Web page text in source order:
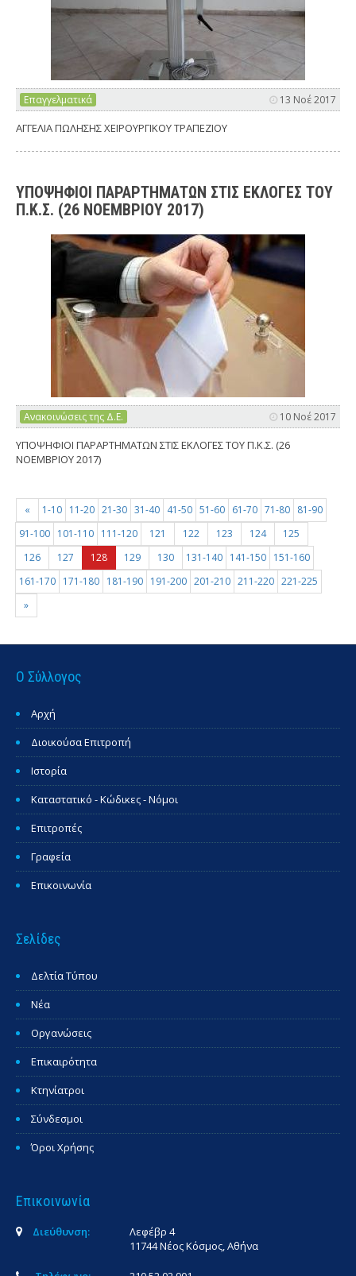
Επαγγελματικά 13 Νοέ 2017
ΑΓΓΕΛΙΑ ΠΩΛΗΣΗΣ ΧΕΙΡΟΥΡΓΙΚΟΥ ΤΡΑΠΕΖΙΟΥ
ΥΠΟΨΗΦΙΟΙ ΠΑΡΑΡΤΗΜΑΤΩΝ ΣΤΙΣ ΕΚΛΟΓΕΣ ΤΟΥ
Π.Κ.Σ. (26 ΝΟΕΜΒΡΙΟΥ 2017)
Ανακοινώσεις της Δ.Ε. 10 Νοέ 2017
ΥΠΟΨΗΦΙΟΙ ΠΑΡΑΡΤΗΜΑΤΩΝ ΣΤΙΣ ΕΚΛΟΓΕΣ ΤΟΥ Π.Κ.Σ. (26
ΝΟΕΜΒΡΙΟΥ 2017)
« 1-10 11-20 21-30 31-40 41-50 51-60 61-70 71-80 81-90
91-100 101-110 111-120 121 122 123 124
125
126
127 128 129 130 131-140 141-150 151-160
161-170 171-180 181-190 191-200 201-210 211-220 221-225
»
Ο Σύλλογος
Αρχή
Διοικούσα Επιτροπή
Ιστορία
Καταστατικό - Κώδικες - Νόμοι
Επιτροπές
Γραφεία
Επικοινωνία
Σελίδες
Δελτία Τύπου
Νέα
Οργανώσεις
Επικαιρότητα
Κτηνίατροι
Σύνδεσμοι
Όροι Χρήσης
Επικοινωνία
Διεύθυνση:
Λεφέβρ 4
11744 Νέος Κόσμος, Αθήνα